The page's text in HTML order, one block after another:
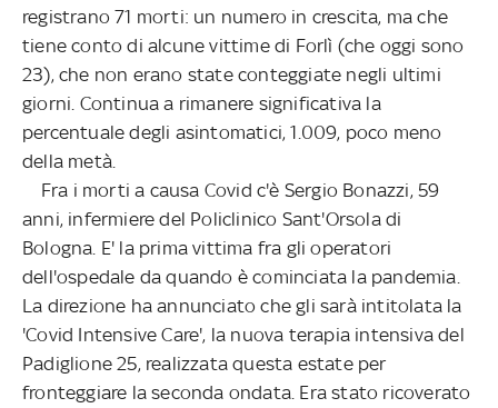
registrano 71 morti: un numero in crescita, ma che
tiene conto di alcune vittime di Forlì (che oggi sono
23), che non erano state conteggiate negli ultimi
giorni. Continua a rimanere significativa la
percentuale degli asintomatici, 1.009, poco meno
della metà.
Fra i morti a causa Covid c'è Sergio Bonazzi, 59
anni, infermiere del Policlinico Sant'Orsola di
Bologna. E' la prima vittima fra gli operatori
dell'ospedale da quando è cominciata la pandemia.
La direzione ha annunciato che gli sarà intitolata la
'Covid Intensive Care', la nuova terapia intensiva del
Padiglione 25, realizzata questa estate per
fronteggiare la seconda ondata. Era stato ricoverato